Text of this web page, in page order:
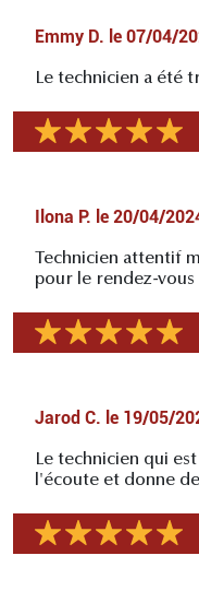
Emmy D. le 07/04/
Le technicien a été
Ilona P. le 20/04/
Technicien attentif
pour le rendez-vous
Jarod C. le 19/05/
Le technicien qui
l'écoute et donne